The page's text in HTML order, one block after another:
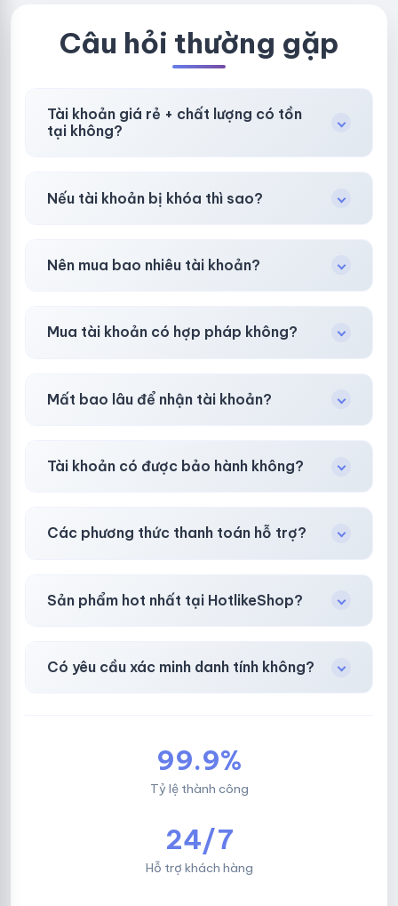
Câu hỏi thường gặp
Tài khoản giá rẻ + chất lượng có tồn
tại không?
ưu tiên chất lượng, bảo hành hơn là giá rẻ nhất.
Nếu tài khoản bị khóa thì sao?
trợ đổi mới hoặc hoàn 100%.
Nên mua bao nhiêu tài khoản?
phòng.
Mua tài khoản có hợp pháp không?
ràng trước khi bạn mua.
Mất bao lâu để nhận tài khoản?
toán thành công.
Tài khoản có được bảo hành không?
sách công khai.
Các phương thức thanh toán hỗ trợ?
các ví điện tử phổ biến.
Sản phẩm hot nhất tại HotlikeShop?
Có yêu cầu xác minh danh tính không?
99.9%
Tỷ lệ thành công
24/7
Hỗ trợ khách hàng